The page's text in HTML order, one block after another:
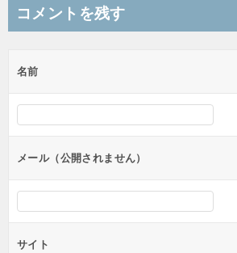
ビ
ー
シ
ン
コメントを残す
名前
メール（公開されません）
サイト